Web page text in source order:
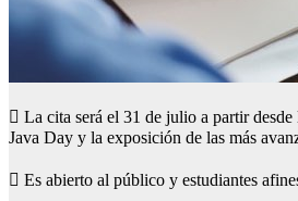
 La cita será el 31 de julio a partir
Java Day y la exposición de las más
 Es abierto al público y estudiantes